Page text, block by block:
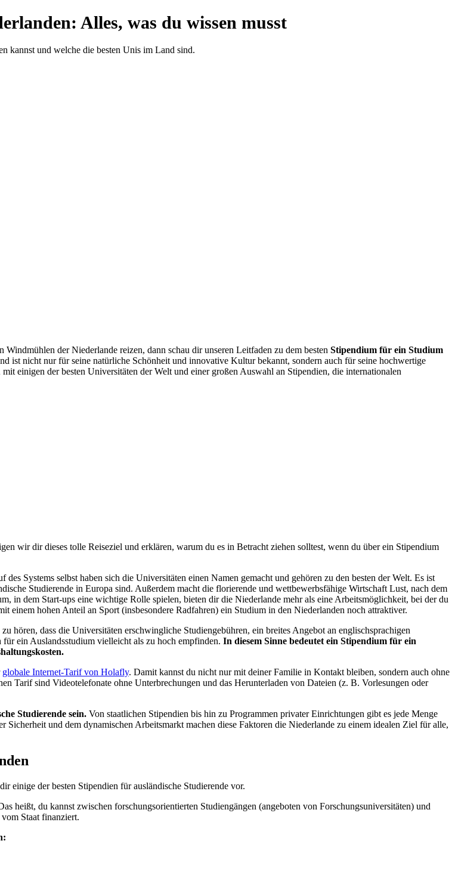
Alles, was du wissen musst
kannst und welche die besten Unis im Land sind.
der Niederlande reizen, dann schau dir unseren Leitfaden zu dem besten Stipendium für ein Studium
ist nicht nur für seine natürliche Schönheit und innovative Kultur bekannt, sondern auch für seine hochwertige
einigen der besten Universitäten der Welt und einer großen Auswahl an Stipendien, die internationalen
wir dir dieses tolle Reiseziel und erklären, warum du es in Betracht ziehen solltest, wenn du über ein Stipendium
Systems selbst haben sich die Universitäten einen Namen gemacht und gehören zu den besten der Welt. Es ist
Studierende in Europa sind. Außerdem macht die florierende und wettbewerbsfähige Wirtschaft Lust, nach dem
in dem Start-ups eine wichtige Rolle spielen, bieten dir die Niederlande mehr als eine Arbeitsmöglichkeit, bei der du
einem hohen Anteil an Sport (insbesondere Radfahren) ein Studium in den Niederlanden noch attraktiver.
hören, dass die Universitäten erschwingliche Studiengebühren, ein breites Angebot an englischsprachigen
ein Auslandsstudium vielleicht als zu hoch empfinden. In diesem Sinne bedeutet ein Stipendium für ein
globale Internet-Tarif von Holafly. Damit kannst du nicht nur mit deiner Familie in Kontakt bleiben, sondern auch ohne
Tarif sind Videotelefonate ohne Unterbrechungen und das Herunterladen von Dateien (z. B. Vorlesungen oder
Studierende sein. Von staatlichen Stipendien bis hin zu Programmen privater Einrichtungen gibt es jede Menge
und dem dynamischen Arbeitsmarkt machen diese Faktoren die Niederlande zu einem idealen Ziel für alle,
einige der besten Stipendien für ausländische Studierende vor.
heißt, du kannst zwischen forschungsorientierten Studiengängen (angeboten von Forschungsuniversitäten) und
Staat finanziert.